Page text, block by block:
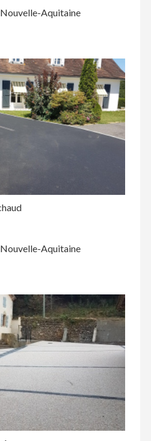
Aquitaine
Aquitaine